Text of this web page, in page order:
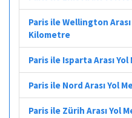
Paris ile Wellington
Kilometre
Paris ile Isparta Arası
Paris ile Nord Arası Yol
Paris ile Zürih Arası Yol